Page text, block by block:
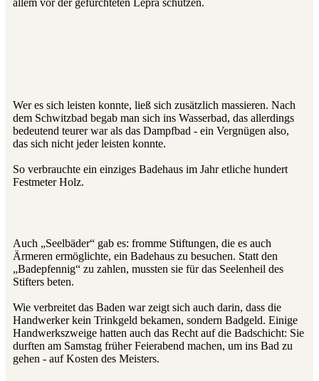
Wer es sich leisten konnte, ließ sich zusätzlich massieren. Nach
dem Schwitzbad begab man sich ins Wasserbad, das allerdings
bedeutend teurer war als das Dampfbad - ein Vergnügen also,
das sich nicht jeder leisten konnte.
So verbrauchte ein einziges Badehaus im Jahr etliche hundert
Festmeter Holz.
Auch „Seelbäder“ gab es: fromme Stiftungen, die es auch
Ärmeren ermöglichte, ein Badehaus zu besuchen. Statt den
„Badepfennig“ zu zahlen, mussten sie für das Seelenheil des
Stifters beten.
Wie verbreitet das Baden war zeigt sich auch darin, dass die
Handwerker kein Trinkgeld bekamen, sondern Badgeld. Einige
Handwerkszweige hatten auch das Recht auf die Badschicht: Sie
durften am Samstag früher Feierabend machen, um ins Bad zu
gehen - auf Kosten des Meisters.